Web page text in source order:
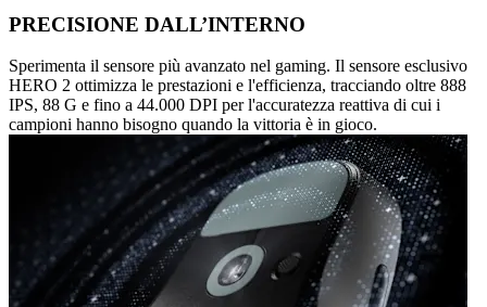
PRECISIONE DALL’INTERNO
Sperimenta il sensore più avanzato nel gaming. Il sensore esclusivo
HERO 2 ottimizza le prestazioni e l'efficienza, tracciando oltre 888
IPS, 88 G e fino a 44.000 DPI per l'accuratezza reattiva di cui i
campioni hanno bisogno quando la vittoria è in gioco.